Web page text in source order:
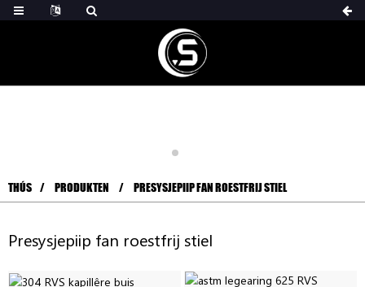
THÚS PRODUKTEN PRESYSJEPIIP FAN ROESTFRIJ STIEL
Presysjepiip fan roestfrij stiel